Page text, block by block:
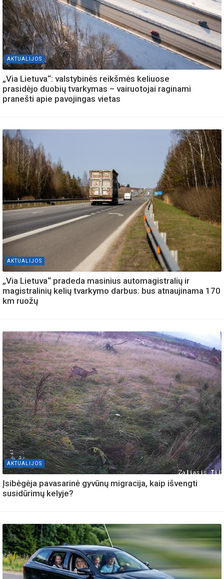
AKTUALIJOS
„Via Lietuva“: valstybinės reikšmės keliuose
prasidėjo duobių tvarkymas – vairuotojai raginami
pranešti apie pavojingas vietas
AKTUALIJOS
„Via Lietuva“ pradeda masinius automagistralių ir
magistralinių kelių tvarkymo darbus: bus atnaujinama 170
km ruožų
AKTUALIJOS
Įsibėgėja pavasarinė gyvūnų migracija, kaip išvengti
susidūrimų kelyje?